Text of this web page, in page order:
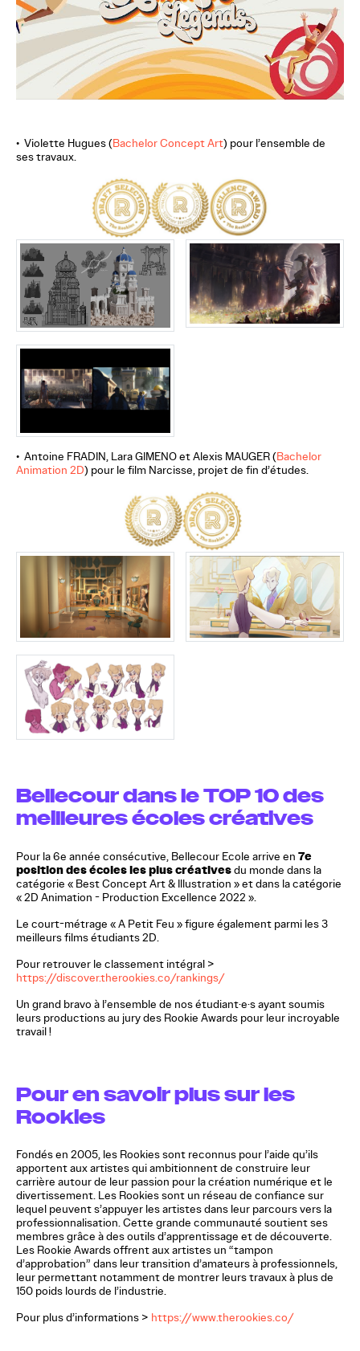
• Violette Hugues (Bachelor Concept Art) pour l’ensemble de
ses travaux.
• Antoine FRADIN, Lara GIMENO et Alexis MAUGER (Bachelor
Animation 2D) pour le film Narcisse, projet de fin d’études.
Bellecour dans le TOP 10 des
meilleures écoles créatives
Pour la 6e année consécutive, Bellecour Ecole arrive en 7e
position des écoles les plus créativesdu monde dans la
catégorie « Best Concept Art & Illustration » et dans la catégorie
« 2D Animation - Production Excellence 2022 ».
Le court-métrage « A Petit Feu » figure également parmi les 3
meilleurs films étudiants 2D.
Pour retrouver le classement intégral >
https://discover.therookies.co/rankings/
Un grand bravo à l’ensemble de nos étudiant·e·s ayant soumis
leurs productions au jury des Rookie Awards pour leur incroyable
travail !
Pour en savoir plus sur les
Rookies
Fondés en 2005, les Rookies sont reconnus pour l’aide qu’ils
apportent aux artistes qui ambitionnent de construire leur
carrière autour de leur passion pour la création numérique et le
divertissement. Les Rookies sont un réseau de confiance sur
lequel peuvent s’appuyer les artistes dans leur parcours vers la
professionnalisation. Cette grande communauté soutient ses
membres grâce à des outils d’apprentissage et de découverte.
Les Rookie Awards offrent aux artistes un “tampon
d’approbation” dans leur transition d’amateurs à professionnels,
leur permettant notamment de montrer leurs travaux à plus de
150 poids lourds de l’industrie.
Pour plus d’informations > https://www.therookies.co/